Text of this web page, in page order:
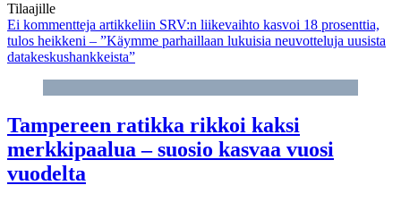
Tilaajille
Ei kommentteja artikkeliin SRV:n liikevaihto kasvoi 18 prosenttia,
tulos heikkeni – ”Käymme parhaillaan lukuisia neuvotteluja uusista
datakeskushankkeista”
Tampereen ratikka rikkoi kaksi
merkkipaalua – suosio kasvaa vuosi
vuodelta